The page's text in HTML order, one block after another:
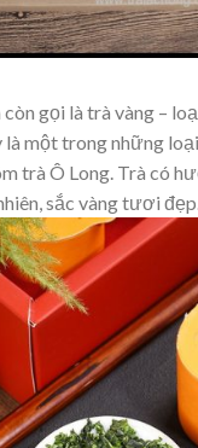
gọi là trà vàng –
là một trong những
trà Ô Long. Trà có
sắc vàng tươi